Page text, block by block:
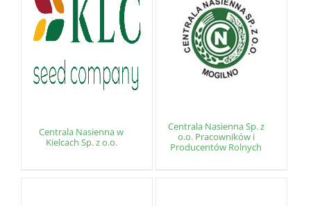
Centrala Nasienna w
Kielcach Sp. z o.o.
Centrala Nasienna Sp. z
o.o. Pracowników i
Producentów Rolnych